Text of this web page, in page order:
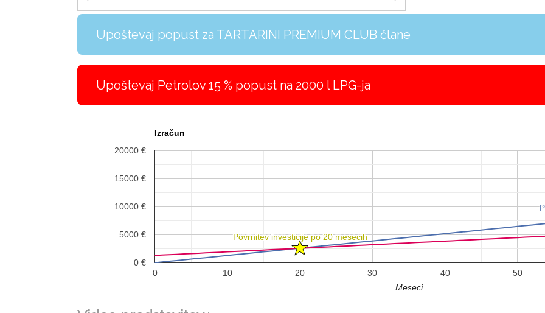
Upoštevaj popust za TARTARINI PREMIUM CLUB člane
Upoštevaj Petrolov 15 % popust na 2000 l LPG-ja
Izračun
0 10 20 30 40 50
0 €
5000 €
10000 €
15000 €
20000 €
Povrnitev investicije po 20 mesecih
Povrnitev investicije po 20 mesecih
Meseci